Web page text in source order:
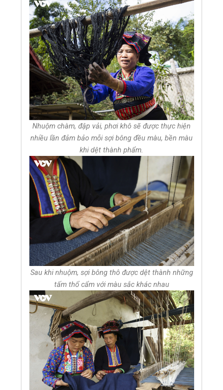
Nhuộm chàm, đập vải, phơi khô sẽ được thực hiện
nhiều lần đảm bảo mỗi sợi bông đều màu, bền màu
khi dệt thành phẩm.
Sau khi nhuộm, sợi bông thô được dệt thành những
tấm thổ cẩm với màu sắc khác nhau